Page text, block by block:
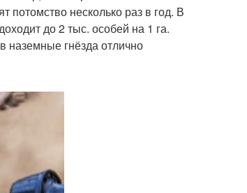
потомство несколько раз в год. В
до 2 тыс. особей на 1 га.
наземные гнёзда отлично